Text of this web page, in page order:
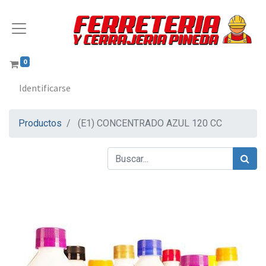
0
Identificarse
Productos (E1) CONCENTRADO AZUL 120 CC